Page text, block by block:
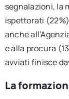
segnalazioni, la
ispettorati
anche
e alla procura
avviati finisce
La